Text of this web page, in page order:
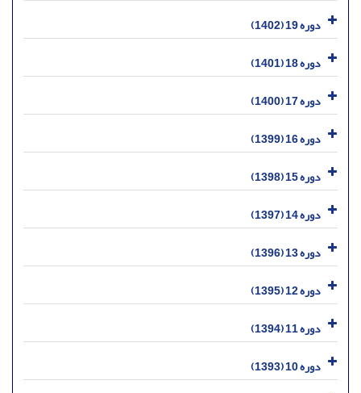
دوره 19 (1402)
دوره 18 (1401)
دوره 17 (1400)
دوره 16 (1399)
دوره 15 (1398)
دوره 14 (1397)
دوره 13 (1396)
دوره 12 (1395)
دوره 11 (1394)
دوره 10 (1393)